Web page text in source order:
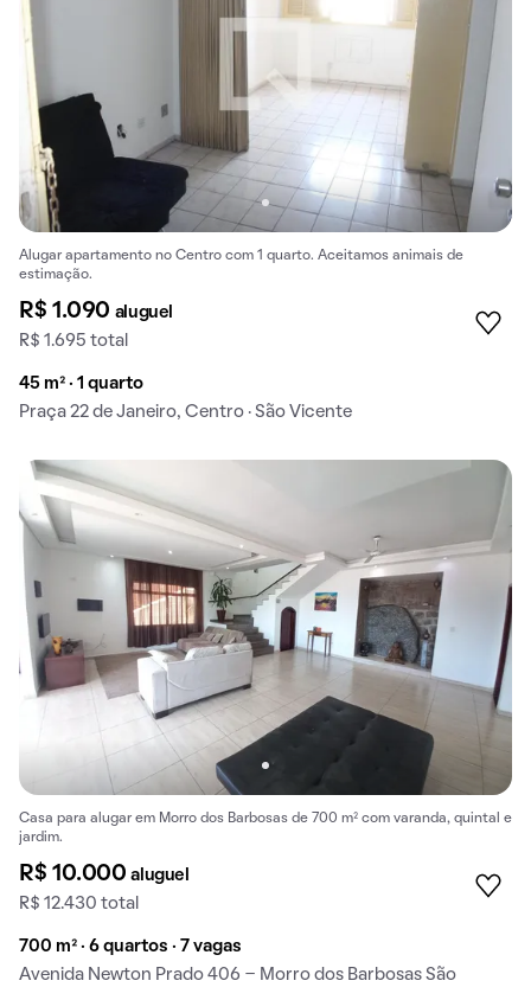
Alugar apartamento no Centro com 1 quarto. Aceitamos animais de
estimação.
R$ 1.090 aluguel
R$ 1.695 total
45 m² · 1 quarto
Praça 22 de Janeiro, Centro · São Vicente
Casa para alugar em Morro dos Barbosas de 700 m² com varanda, quintal e
jardim.
R$ 10.000aluguel
R$ 12.430 total
700 m² · 6 quartos · 7 vagas
Avenida Newton Prado 406 - Morro dos Barbosas São